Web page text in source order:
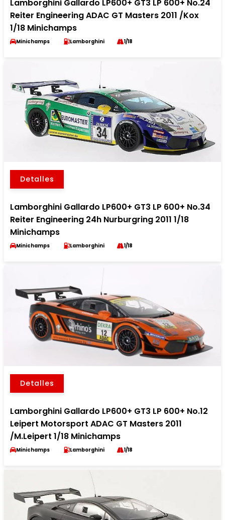
Lamborghini Gallardo LP600+ GT3 LP 600+ No.24
Reiter Engineering ADAC GT Masters 2011 /Kox
1/18 Minichamps
Minichamps Lamborghini 1/18
Detalles
Lamborghini Gallardo LP600+ GT3 LP 600+ No.34
Reiter Engineering 24h Nurburgring 2011 1/18
Minichamps
Minichamps Lamborghini 1/18
Detalles
Lamborghini Gallardo LP600+ GT3 LP 600+ No.12
Leipert Motorsport ADAC GT Masters 2011
/M.Leipert 1/18 Minichamps
Minichamps Lamborghini 1/18